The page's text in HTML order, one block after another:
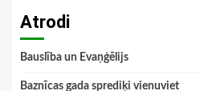
Atrodi
Bauslība un Evaņģēlijs
Baznīcas gada sprediķi vienuviet